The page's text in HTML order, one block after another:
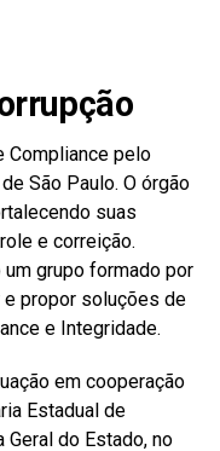
Compliance pelo
São Paulo. O órgão
suas
e correição.
grupo formado por
propor soluções de
e Integridade.
em cooperação
Estadual de
Geral do Estado, no